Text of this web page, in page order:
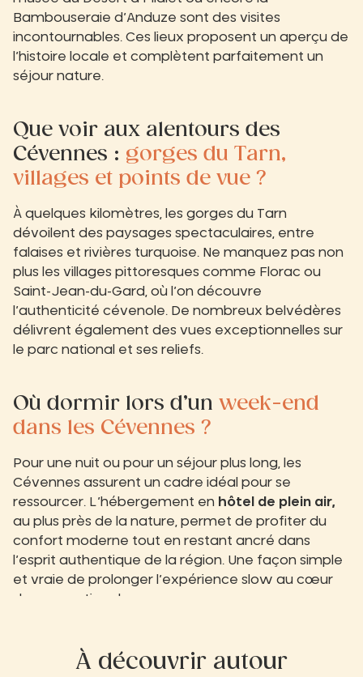
Bambouseraie d’Anduze sont des visites
incontournables. Ces lieux proposent un aperçu de
l’histoire locale et complètent parfaitement un
séjour nature.
Que voir aux alentours des
Cévennes : gorges du Tarn,
villages et points de vue ?
À quelques kilomètres, les gorges du Tarn
dévoilent des paysages spectaculaires, entre
falaises et rivières turquoise. Ne manquez pas non
plus les villages pittoresques comme Florac ou
Saint-Jean-du-Gard, où l’on découvre
l’authenticité cévenole. De nombreux belvédères
délivrent également des vues exceptionnelles sur
le parc national et ses reliefs.
Où dormir lors d’un week-end
dans les Cévennes ?
Pour une nuit ou pour un séjour plus long, les
Cévennes assurent un cadre idéal pour se
ressourcer. L’hébergement en hôtel de plein air,
au plus près de la nature, permet de profiter du
confort moderne tout en restant ancré dans
l’esprit authentique de la région. Une façon simple
et vraie de prolonger l’expérience slow au cœur
du parc national.
À découvrir autour